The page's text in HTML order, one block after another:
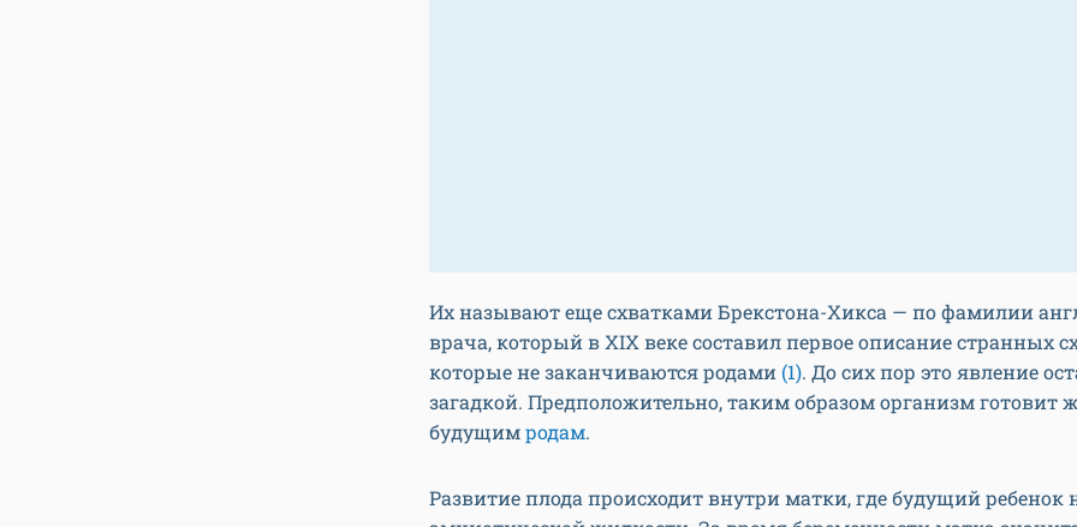
Их называют еще схватками Брекстона-Хикса — по фамилии
врача, который в XIX веке составил первое описание странных
которые не заканчиваются родами (1). До сих пор это явление
загадкой. Предположительно, таким образом организм готовит
будущимродам.
Развитие плода происходит внутри матки, где будущий ребенок